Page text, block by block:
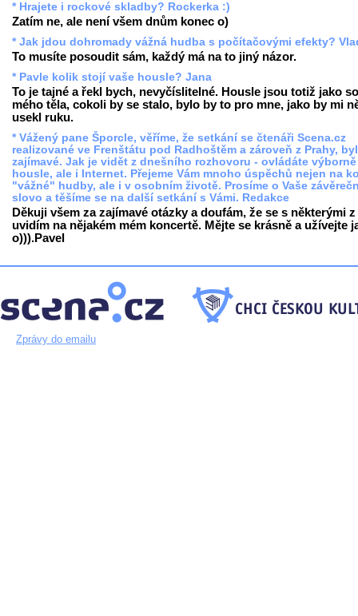
* Hrajete i rockové skladby? Rockerka :)
Zatím ne, ale není všem dnům konec o)
* Jak jdou dohromady vážná hudba s počítačovými efekty?
To musíte posoudit sám, každý má na to jiný názor.
* Pavle kolik stojí vaše housle? Jana
To je tajné a řekl bych, nevyčíslitelné. Housle jsou totiž jako
mého těla, cokoli by se stalo, bylo by to pro mne, jako by mi
usekl ruku.
* Vážený pane Šporcle, věříme, že setkání se čtenáři Scena.cz
realizované ve Frenštátu pod Radhoštěm a zároveň z Prahy,
zajímavé. Jak je vidět z dnešního rozhovoru - ovládáte
housle, ale i Internet. Přejeme Vám mnoho úspěchů nejen na
"vážné" hudby, ale i v osobním životě. Prosíme o Vaše
slovo a těšíme se na další setkání s Vámi. Redakce
Děkuji všem za zajímavé otázky a doufám, že se s některými z
uvidím na nějakém mém koncertě. Mějte se krásně a užívejte
o))).Pavel
Zprávy do emailu